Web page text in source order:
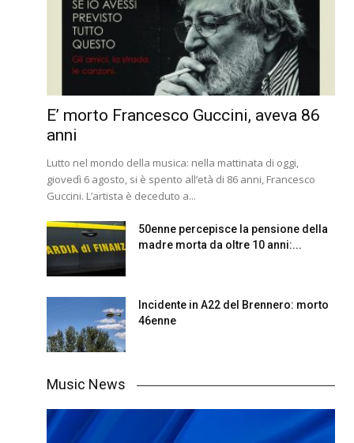
E’ morto Francesco Guccini, aveva 86
anni
Lutto nel mondo della musica: nella mattinata di oggi,
giovedì 6 agosto, si è spento all’età di 86 anni, Francesco
Guccini. L’artista è deceduto a...
50enne percepisce la pensione della
madre morta da oltre 10 anni:...
Incidente in A22 del Brennero: morto
46enne
Music News